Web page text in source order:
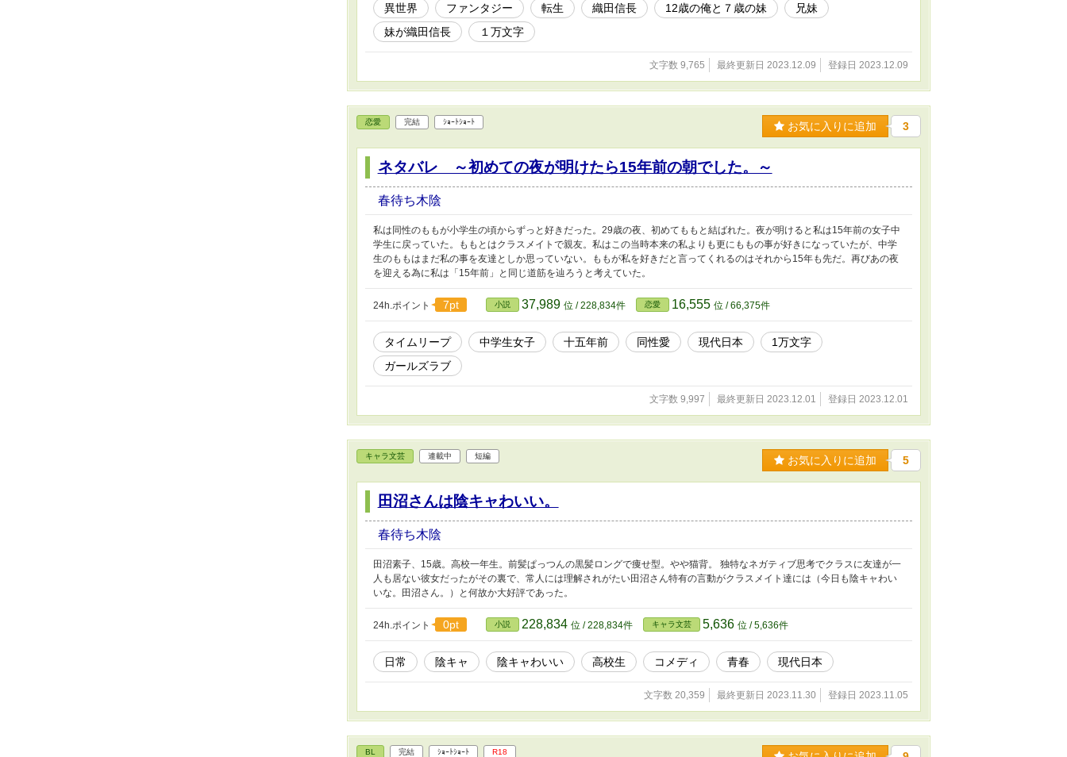
異世界 ファンタジー 転生 織田信長 12歳の俺と７歳の妹
兄妹
妹が織田信長
１万文字
文字数 9,765 最終更新日 2023.12.09 登録日 2023.12.09
恋愛 完結 ｼｮｰﾄｼｮｰﾄ お気に入りに追加 3
ネタバレ ～初めての夜が明けたら15年前の朝でした。～
春待ち木陰
私は同性のももが小学生の頃からずっと好きだった。29歳の夜、初めてももと結ばれた。夜が明けると私は15年前の女子中
学生に戻っていた。ももとはクラスメイトで親友。私はこの当時本来の私よりも更にももの事が好きになっていたが、中学
生のももはまだ私の事を友達としか思っていない。ももが私を好きだと言ってくれるのはそれから15年も先だ。再びあの夜
を迎える為に私は「15年前」と同じ道筋を辿ろうと考えていた。
24h.ポイント 7pt 小説 37,989 位 / 228,834件 恋愛 16,555 位 / 66,375件
タイムリープ 中学生女子 十五年前 同性愛 現代日本
1万文字
ガールズラブ
文字数 9,997 最終更新日 2023.12.01 登録日 2023.12.01
キャラ文芸 連載中 短編 お気に入りに追加 5
田沼さんは陰キャわいい。
春待ち木陰
田沼素子、15歳。高校一年生。前髪ぱっつんの黒髪ロングで痩せ型。やや猫背。 独特なネガティブ思考でクラスに友達が一
人も居ない彼女だったがその裏で、常人には理解されがたい田沼さん特有の言動がクラスメイト達には（今日も陰キャわい
いな。田沼さん。）と何故か大好評であった。
24h.ポイント 0pt 小説 228,834 位 / 228,834件 キャラ文芸 5,636 位 / 5,636件
日常 陰キャ 陰キャわいい 高校生 コメディ 青春 現代日本
文字数 20,359 最終更新日 2023.11.30 登録日 2023.11.05
BL 完結 ｼｮｰﾄｼｮｰﾄ R18